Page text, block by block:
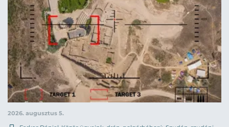
2026. augusztus 5.